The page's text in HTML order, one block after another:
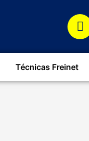
Técnicas Freinet